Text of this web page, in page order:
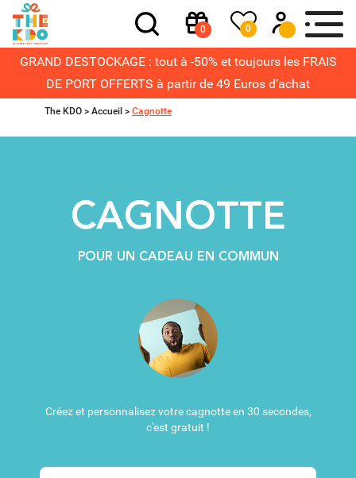
0 0
GRAND DESTOCKAGE : tout à -50% et toujours les FRAIS
DE PORT OFFERTS à partir de 49 Euros d’achat
The KDO > Accueil > Cagnotte
CAGNOTTE
POUR UN CADEAU EN COMMUN
Créez et personnalisez votre cagnotte en 30 secondes,
c'est gratuit !